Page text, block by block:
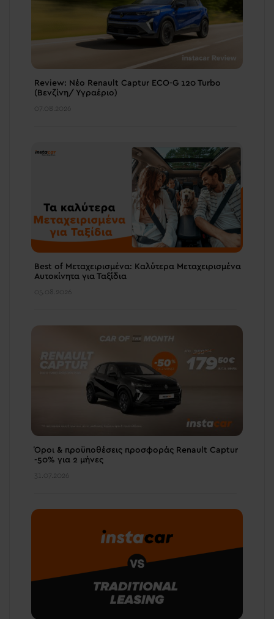
Review: Νέο Renault Captur ECO-G 120 Turbo
(Βενζίνη/ Υγραέριο)
07.08.2026
Best of Μεταχειρισμένα: Καλύτερα Μεταχειρισμένα
Αυτοκίνητα για Ταξίδια
05.08.2026
Όροι & προϋποθέσεις πρoσφοράς Renault Captur
-50% για 2 μήνες
31.07.2026